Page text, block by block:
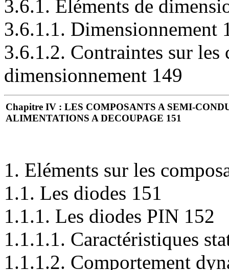
3.6.1. Eléments de
3.6.1.1. Dimensionnement
3.6.1.2. Contraintes sur les
dimensionnement 149
Chapitre IV : LES COMPOSANTS A SEMI-
ALIMENTATIONS A DECOUPAGE 151
1. Eléments sur les
1.1. Les diodes 151
1.1.1. Les diodes PIN 152
1.1.1.1. Caractéristiques
1.1.1.2. Comportement